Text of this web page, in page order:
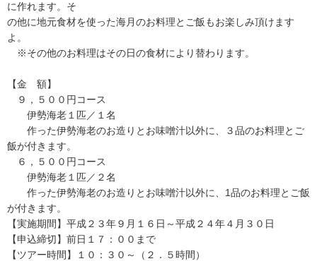
に作れます。そ
の他に地元食材を使った海月のお料理とご飯もお楽しみ頂けます
よ。
※その他のお料理はその日の食材により替わります。
【金 額】
９，５００円コース
伊勢海老１匹／１名
作った伊勢海老のお造りとお味噌汁以外に、３品のお料理とご
飯が付きます。
６，５００円コース
伊勢海老１匹／２名
作った伊勢海老のお造りとお味噌汁以外に、1品のお料理とご飯
が付きます。
【実施期間】平成２３年９月１６日～平成２４年４月３０日
【申込締切】前日１７：００まで
【ツアー時間】１０：３０～（２．５時間）